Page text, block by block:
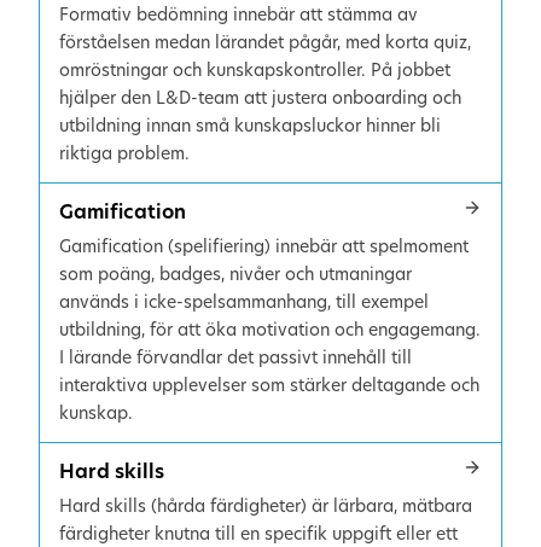
Formativ bedömning innebär att stämma av
förståelsen medan lärandet pågår, med korta quiz,
omröstningar och kunskapskontroller. På jobbet
hjälper den L&D-team att justera onboarding och
utbildning innan små kunskapsluckor hinner bli
riktiga problem.
Gamification
Gamification (spelifiering) innebär att spelmoment
som poäng, badges, nivåer och utmaningar
används i icke-spelsammanhang, till exempel
utbildning, för att öka motivation och engagemang.
I lärande förvandlar det passivt innehåll till
interaktiva upplevelser som stärker deltagande och
kunskap.
Hard skills
Hard skills (hårda färdigheter) är lärbara, mätbara
färdigheter knutna till en specifik uppgift eller ett